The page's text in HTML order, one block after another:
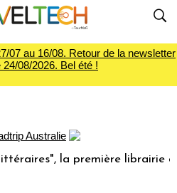
07 au 16/08. Retour de la newsletter
24/08/2026. Bel été !
la première librairie du